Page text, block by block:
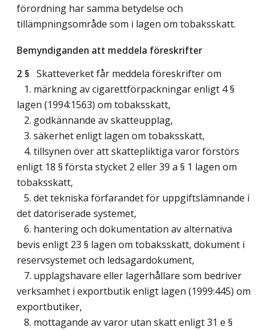
förordning har samma betydelse och
tillämpningsområde som i lagen om tobaksskatt.
Bemyndiganden att meddela föreskrifter
2 § Skatteverket får meddela föreskrifter om
1. märkning av cigarettförpackningar enligt 4 §
lagen (1994:1563) om tobaksskatt,
2. godkännande av skatteupplag,
3. säkerhet enligt lagen om tobaksskatt,
4. tillsynen över att skattepliktiga varor förstörs
enligt 18 § första stycket 2 eller 39 a § 1 lagen om
tobaksskatt,
5. det tekniska förfarandet för uppgiftslämnande i
det datoriserade systemet,
6. hantering och dokumentation av alternativa
bevis enligt 23 § lagen om tobaksskatt, dokument i
reservsystemet och ledsagardokument,
7. upplagshavare eller lagerhållare som bedriver
verksamhet i exportbutik enligt lagen (1999:445) om
exportbutiker,
8. mottagande av varor utan skatt enligt 31 e §